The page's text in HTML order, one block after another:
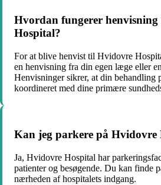
Hvordan fungerer
Hospital?
For at blive henvist til Hvidovre
en henvisning fra din egen læge eller
Henvisninger sikrer, at din behandling
koordineret med dine primære
Kan jeg parkere på Hvidovre
Ja, Hvidovre Hospital har
patienter og besøgende. Du kan finde
nærheden af hospitalets indgang.